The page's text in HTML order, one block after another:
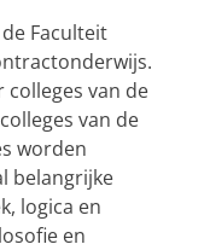
Faculteit
colleges van de
van de
worden
belangrijke
logica en
en